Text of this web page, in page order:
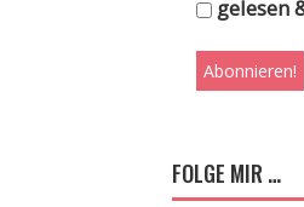
gelesen
FOLGE MIR …